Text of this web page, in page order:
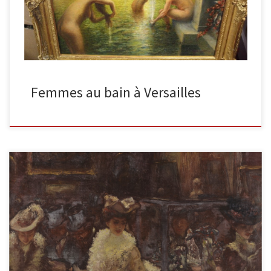
Femmes au bain à Versailles
La collection, huile sur bois 45 x 53,5cm Le tableau représente une
pièce pleine d’objets avec des peintures sur les […]